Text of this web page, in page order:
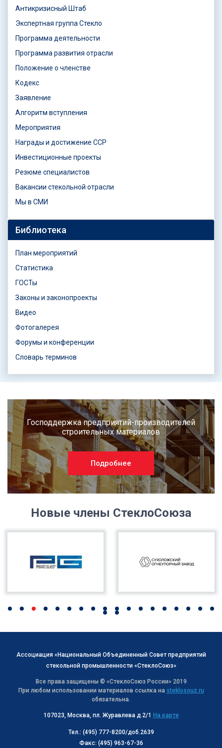
Антикризисный Штаб
Экспертная группа Стекло
Программа деятельности
Программа развития отрасли
Положение о членстве
Кодекс
Заявление
Алгоритм вступления
Мероприятия
Награды и достижение ССР
Инвестиционные проекты
Резюме специалистов
Вакансии стекольной отрасли
Мы в СМИ
Библиотека
План мероприятий
Статистика
ГОСТы
Законы и законопроекты
Видео
Фотогалерея
Форумы и конференции
Словарь терминов
Господдержка предприятий-производителей
строительных материалов
Подробнее
Новые члены СтеклоСоюза
Ассоциация «Национальный Объединенный Совет предприятий
стекольной промышленности «СтеклоСоюз»
Все права защищены © «СтеклоСоюз Роcсии» 2019
При любом использовании материалов ссылка на steklosouz.ru
обязательна.
107023, Москва, пл. Журавлева д.2/1 На карте
Тел.: (495) 777-8200/доб.2639
Факс: (495) 963-67-36